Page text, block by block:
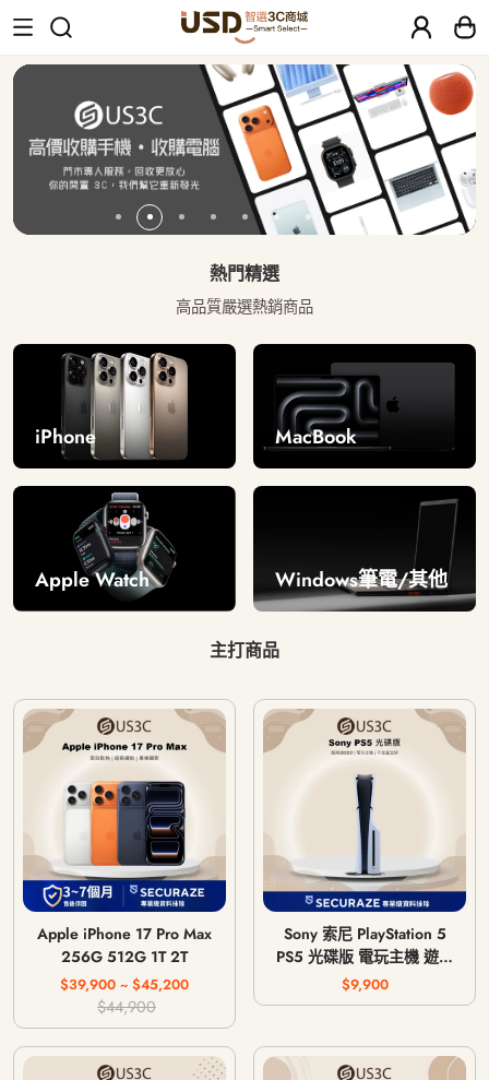
USD 智選二手3C商城｜【30天安心
熱門精選
高品質嚴選熱銷商品
iPhone MacBook
Apple Watch Windows筆電/其他
主打商品
Apple iPhone 17 Pro Max
256G 512G 1T 2T
$39,900 ~ $45,200
$44,900
Sony 索尼 PlayStation 5
PS5 光碟版 電玩主機 遊戲
主機 CFI-1018A / CFI-
1118A / CFI-1218A
$9,900